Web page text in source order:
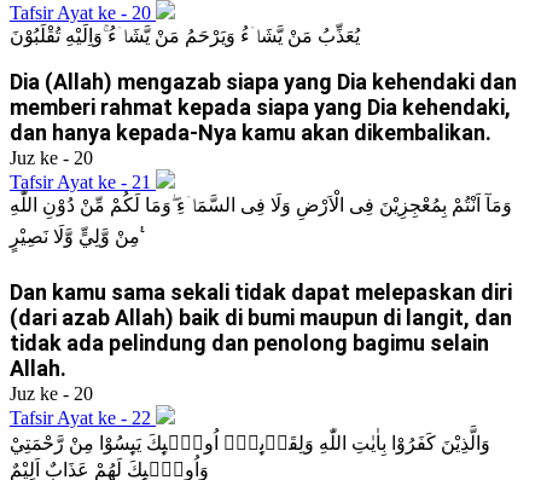
Tafsir Ayat ke - 20
يُعَذِّبُ مَنْ يَّشَاۤءُ وَيَرْحَمُ مَنْ يَّشَاۤءُ ۚوَاِلَيْهِ تُقْلَبُوْنَ
Dia (Allah) mengazab siapa yang Dia kehendaki dan
memberi rahmat kepada siapa yang Dia kehendaki,
dan hanya kepada-Nya kamu akan dikembalikan.
Juz ke - 20
Tafsir Ayat ke - 21
وَمَآ اَنْتُمْ بِمُعْجِزِيْنَ فِى الْاَرْضِ وَلَا فِى السَّمَاۤءِ ۖوَمَا لَكُمْ مِّنْ دُوْنِ اللّٰهِ
مِنْ وَّلِيٍّ وَّلَا نَصِيْرٍ ࣖ
Dan kamu sama sekali tidak dapat melepaskan diri
(dari azab Allah) baik di bumi maupun di langit, dan
tidak ada pelindung dan penolong bagimu selain
Allah.
Juz ke - 20
Tafsir Ayat ke - 22
وَالَّذِيْنَ كَفَرُوْا بِاٰيٰتِ اللّٰهِ وَلِقَاۤىِٕهٖٓ اُولٰۤىِٕكَ يَىِٕسُوْا مِنْ رَّحْمَتِيْ
وَاُولٰۤىِٕكَ لَهُمْ عَذَابٌ اَلِيْمٌ